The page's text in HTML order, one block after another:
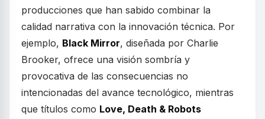
producciones que han sabido combinar la
calidad narrativa con la innovación técnica. Por
ejemplo, Black Mirror, diseñada por Charlie
Brooker, ofrece una visión sombría y
provocativa de las consecuencias no
intencionadas del avance tecnológico, mientras
que títulos como Love, Death & Robots